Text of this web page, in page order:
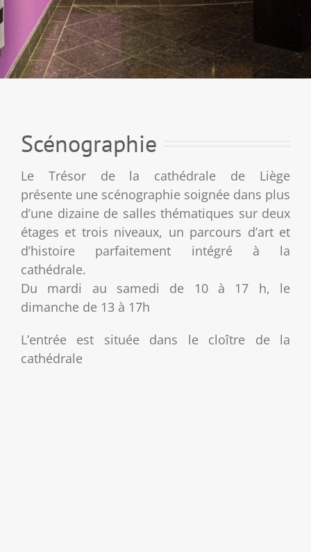
Scénographie
Le Trésor de la cathédrale de Liège
présente une scénographie soignée dans plus
d’une dizaine de salles thématiques sur deux
étages et trois niveaux, un parcours d’art et
d’histoire parfaitement intégré à la
cathédrale.
Du mardi au samedi de 10 à 17 h, le
dimanche de 13 à 17h
L’entrée est située dans le cloître de la
cathédrale